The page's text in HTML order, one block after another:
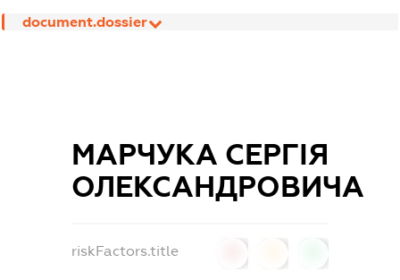
document.dossier
МАРЧУКА СЕРГІЯ
ОЛЕКСАНДРОВИЧА
riskFactors.title